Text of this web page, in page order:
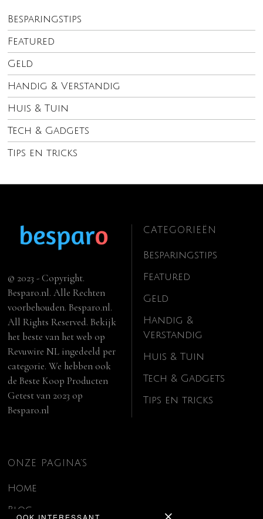
Besparingstips
Featured
Geld
Handig & Verstandig
Huis & Tuin
Tech & Gadgets
Tips en tricks
OOK INTERESSANT
© 2023 - Copyright.
Besparo.nl. Alle Rechten
voorbehouden. Besparo.nl.
All Rights Reserved. Bekijk
het beste van het web op
Revuwire NL ingedeeld per
categorie. We hebben ook
deBeste Koop Producten
Getest van 2023 op
Besparo.nl
CATEGORIEËN
Besparingstips
Featured
Geld
Handig &
Verstandig
Huis & Tuin
Tech & Gadgets
Tips en tricks
ONZE PAGINA’S
Home
Blog